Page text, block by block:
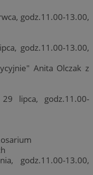
godz.11.00-13.00,
godz.11.00-13.00,
Anita Olczak z
lipca, godz.11.00-
godz.11.00-13.00,